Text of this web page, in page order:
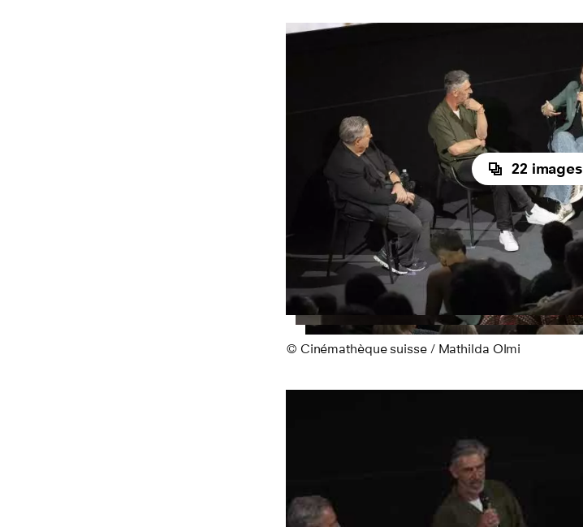
22 images
© Cinémathèque suisse / Mathilda Olmi